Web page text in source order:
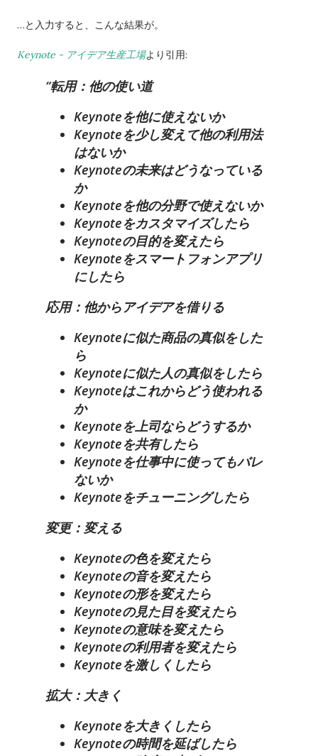
…と入力すると、こんな結果が。
Keynote - アイデア生産工場より引用:
転用：他の使い道
Keynoteを他に使えないか
Keynoteを少し変えて他の利用法
はないか
Keynoteの未来はどうなっている
か
Keynoteを他の分野で使えないか
Keynoteをカスタマイズしたら
Keynoteの目的を変えたら
Keynoteをスマートフォンアプリ
にしたら
応用：他からアイデアを借りる
Keynoteに似た商品の真似をした
ら
Keynoteに似た人の真似をしたら
Keynoteはこれからどう使われる
か
Keynoteを上司ならどうするか
Keynoteを共有したら
Keynoteを仕事中に使ってもバレ
ないか
Keynoteをチューニングしたら
変更：変える
Keynoteの色を変えたら
Keynoteの音を変えたら
Keynoteの形を変えたら
Keynoteの見た目を変えたら
Keynoteの意味を変えたら
Keynoteの利用者を変えたら
Keynoteを激しくしたら
拡大：大きく
Keynoteを大きくしたら
Keynoteの時間を延ばしたら